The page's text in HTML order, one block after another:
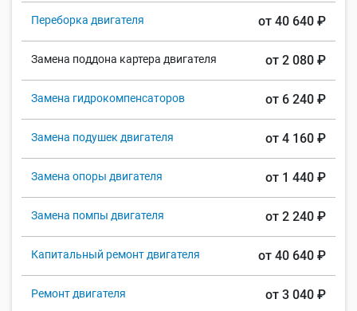
Переборка двигателя от 40 640 ₽
Замена поддона картера двигателя от 2 080 ₽
Замена гидрокомпенсаторов от 6 240 ₽
Замена подушек двигателя от 4 160 ₽
Замена опоры двигателя от 1 440 ₽
Замена помпы двигателя от 2 240 ₽
Капитальный ремонт двигателя от 40 640 ₽
Ремонт двигателя от 3 040 ₽